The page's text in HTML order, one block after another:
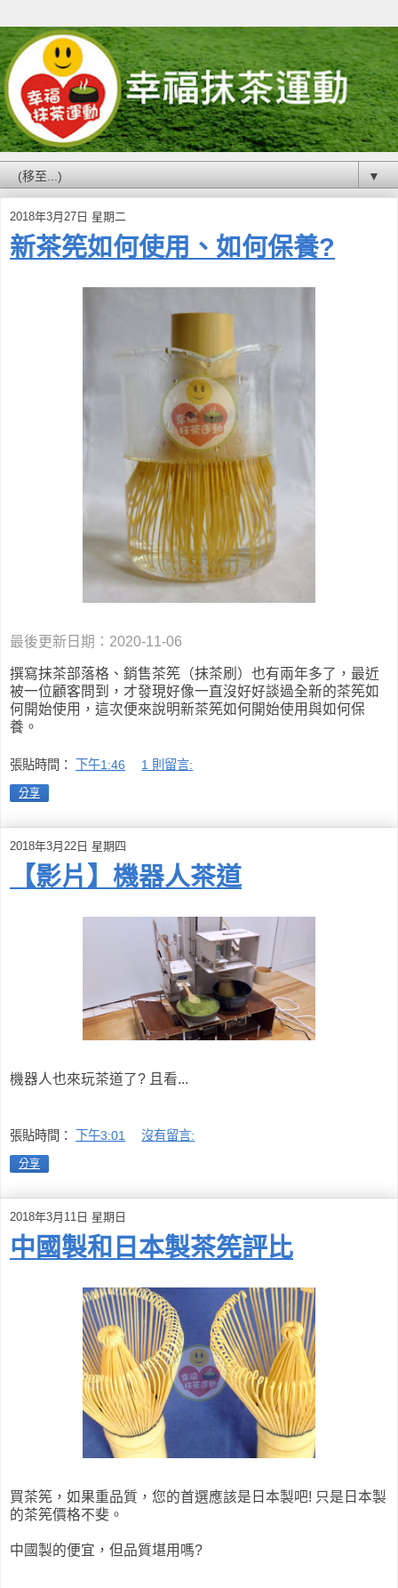
▼
2018年3月27日 星期二
新茶筅如何使用、如何保養?
最後更新日期：2020-11-06
撰寫抹茶部落格、銷售茶筅（抹茶刷）也有兩年多了，最近
被一位顧客問到，才發現好像一直沒好好談過全新的茶筅如
何開始使用，這次便來說明新茶筅如何開始使用與如何保
養。
張貼時間： 下午1:46 1 則留言:
分享
2018年3月22日 星期四
【影片】機器人茶道
機器人也來玩茶道了? 且看...
張貼時間： 下午3:01 沒有留言:
分享
2018年3月11日 星期日
中國製和日本製茶筅評比
買茶筅，如果重品質，您的首選應該是日本製吧! 只是日本製
的茶筅價格不斐。
中國製的便宜，但品質堪用嗎?